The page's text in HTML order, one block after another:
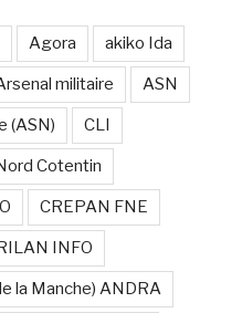
Agora akiko Ida
militaire ASN
(ASN) CLI
Cotentin
CREPAN FNE
INFO
la Manche) ANDRA